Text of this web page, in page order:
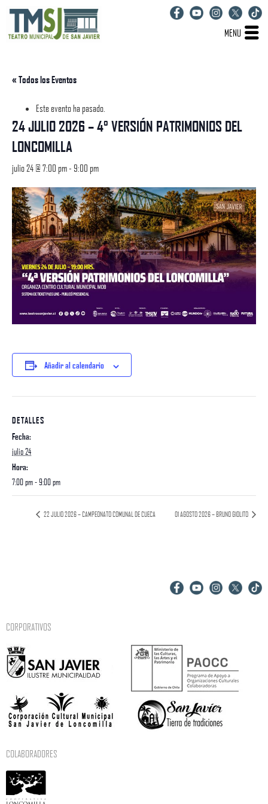
MENU
« Todos los Eventos
Este evento ha pasado.
24 JULIO 2026 – 4° VERSIÓN PATRIMONIOS DEL
LONCOMILLA
julio 24 @ 7:00 pm- 9:00 pm
Añadir al calendario
DETALLES
Fecha:
julio 24
Hora:
7:00 pm - 9:00 pm
22 JULIO 2026 – CAMPEONATO COMUNAL DE CUECA 01 AGOSTO 2026 – BRUNO GIOLITO
CORPORATIVOS
COLABORADORES